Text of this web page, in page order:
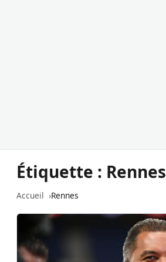
Étiquette : Rennes
Accueil Rennes